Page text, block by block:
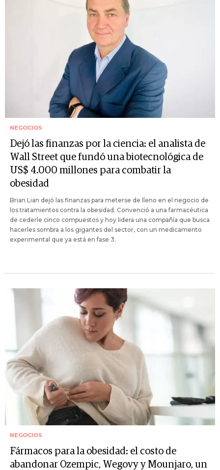
NEGOCIOS
Dejó las finanzas por la ciencia: el analista de
Wall Street que fundó una biotecnológica de
US$ 4.000 millones para combatir la
obesidad
Brian Lian dejó las finanzas para meterse de lleno en el negocio de
los tratamientos contra la obesidad. Convenció a una farmacéutica
de cederle cinco compuestos y hoy lidera una compañía que busca
hacerles sombra a los gigantes del sector, con un medicamento
experimental que ya está en fase 3.
NEGOCIOS
Fármacos para la obesidad: el costo de
abandonar Ozempic, Wegovy y Mounjaro, un